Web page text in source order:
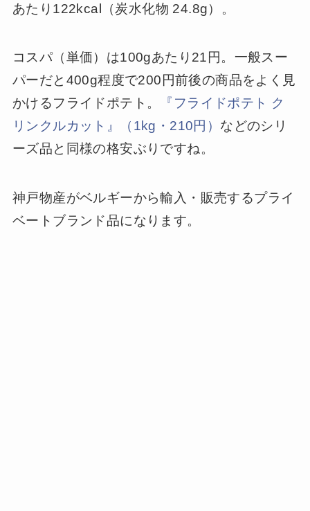
あたり122kcal（炭水化物 24.8g）。
コスパ（単価）は100gあたり21円。一般スー
パーだと400g程度で200円前後の商品をよく見
かけるフライドポテト。
『フライドポテト ク
リンクルカット』（1kg・210円） などのシリ
ーズ品と同様の格安ぶりですね。
神戸物産がベルギーから輸入・販売するプライ
ベートブランド品になります。